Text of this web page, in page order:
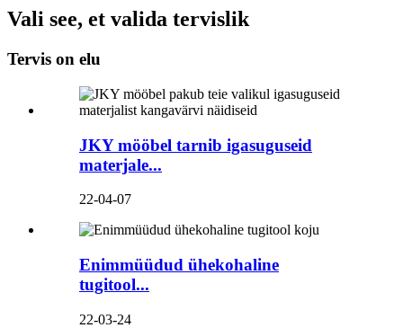
Vali see, et valida tervislik
Tervis on elu
JKY mööbel tarnib igasuguseid
materjale...
22-04-07
Enimmüüdud ühekohaline
tugitool...
22-03-24